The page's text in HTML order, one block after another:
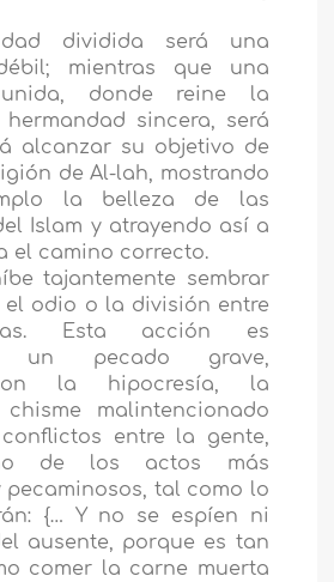
dividida será una
mientras que una
unida, donde reine la
sincera, será
alcanzar su objetivo de
de Al-lah, mostrando
la belleza de las
Islam y atrayendo así a
el camino correcto.
tajantemente sembrar
el odio o la división entre
Esta acción es
un pecado grave,
la hipocresía, la
malintencionado
entre la gente,
de los actos más
pecaminosos, tal como lo
{… Y no se espíen ni
ausente, porque es tan
comer la carne muerta